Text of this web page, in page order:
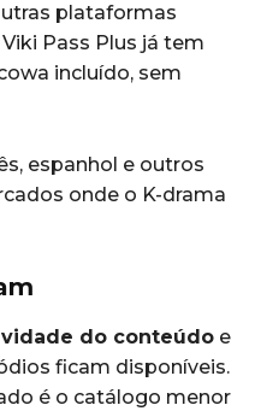
plataformas
Pass Plus já tem
incluído, sem
espanhol e outros
onde o K-drama
do conteúdo e
ficam disponíveis.
é o catálogo menor